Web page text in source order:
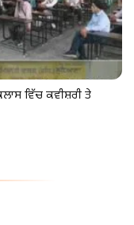
ਵਿੱਚ ਕਵੀਸ਼ਰੀ ਤੇ